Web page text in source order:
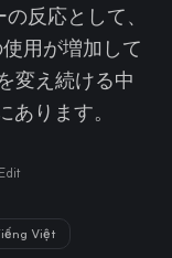
反応として、
用が増加して
変え続ける中
ります。
Việt